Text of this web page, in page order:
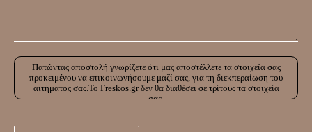
Πατώντας αποστολή γνωρίζετε ότι μας αποστέλλετε τα στοιχεία σας
προκειμένου να επικοινωνήσουμε μαζί σας, για τη διεκπεραίωση του
αιτήματος σας.Το Freskos.gr δεν θα διαθέσει σε τρίτους τα στοιχεία
σας.